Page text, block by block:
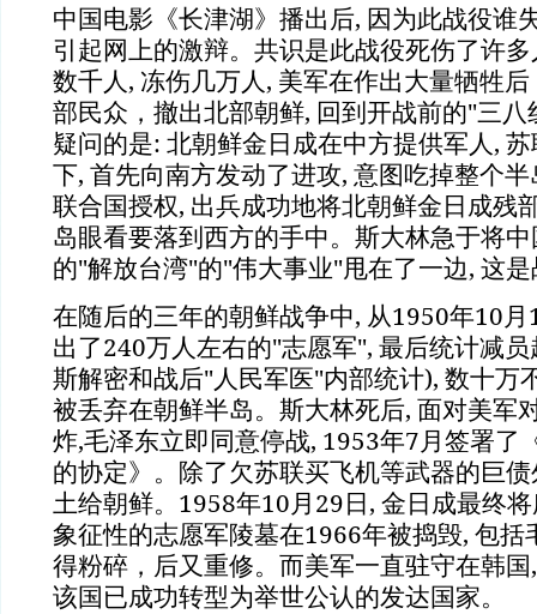
中国电影《长津湖》播出后, 因为此战役谁
引起网上的激辩。共识是此战役死伤了许多
数千人, 冻伤几万人, 美军在作出大量牺牲
部民众，撤出北部朝鲜, 回到开战前的"三
疑问的是: 北朝鲜金日成在中方提供军人,
下, 首先向南方发动了进攻, 意图吃掉整个
联合国授权, 出兵成功地将北朝鲜金日成残
岛眼看要落到西方的手中。斯大林急于将
的"解放台湾"的"伟大事业"甩在了一边, 这
在随后的三年的朝鲜战争中, 从1950年10
出了240万人左右的"志愿军", 最后统计减
斯解密和战后"人民军医"内部统计), 数十万
被丢弃在朝鲜半岛。斯大林死后, 面对美军
炸,毛泽东立即同意停战, 1953年7月签署了
的协定》。除了欠苏联买飞机等武器的巨
土给朝鲜。1958年10月29日, 金日成最终
象征性的志愿军陵墓在1966年被捣毁, 包括
得粉碎，后又重修。而美军一直驻守在韩
该国已成功转型为举世公认的发达国家。